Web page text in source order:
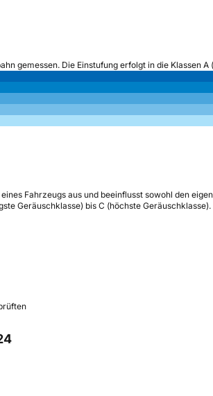
gemessen. Die Einstufung erfolgt in die Klassen
Fahrzeugs aus und beeinflusst sowohl den
Geräuschklasse) bis C (höchste